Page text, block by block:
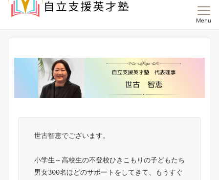
全国対応・東京・世田谷・三軒茶屋・神奈川県・溝
Menu
世古智恵でございます。
小学生～高校生の不登校ひきこもりの子どもたち
男女300名ほどのサポートをしてきて、もうすぐ